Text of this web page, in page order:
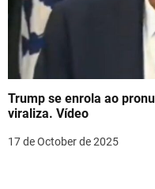
Trump se enrola ao
viraliza. Vídeo
17 de October de 2025